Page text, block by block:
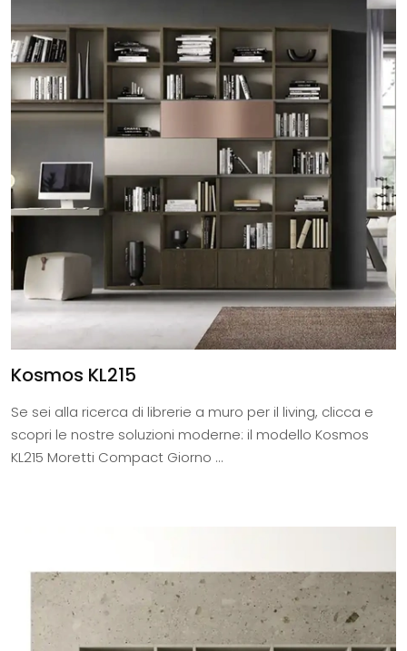
Kosmos KL215
Se sei alla ricerca di librerie a muro per il living, clicca e
scopri le nostre soluzioni moderne: il modello Kosmos
KL215 Moretti Compact Giorno ...